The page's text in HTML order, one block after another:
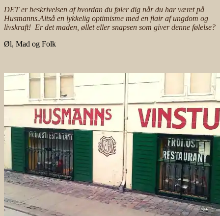
DET er beskrivelsen af hvordan du føler dig når du har været på
Husmanns.Altså en lykkelig optimisme med en flair af ungdom og
livskraft! Er det maden, øllet eller snapsen som giver denne følelse?
Øl, Mad og Folk